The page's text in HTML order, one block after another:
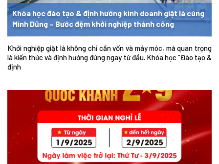
Khóa học đào tạo & định hướng kinh doanh giặt là cùng
Minh Dũng – Bước đệm khởi nghiệp thành công
Khởi nghiệp giặt là không chỉ cần vốn và máy móc, mà quan trọng
là kiến thức và định hướng đúng ngay từ đầu. Khóa học “Đào tạo &
định